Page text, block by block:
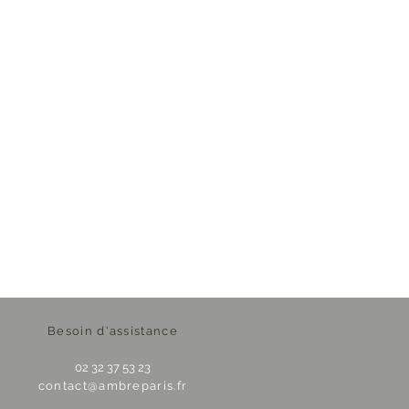
Besoin d'assistance
02 32 37 53 23
contact@ambreparis.fr